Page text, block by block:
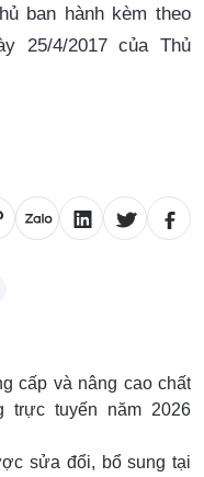
ban hành kèm theo
25/4/2017 của Thủ
cấp và nâng cao chất
trực tuyến năm 2026
sửa đổi, bổ sung tại